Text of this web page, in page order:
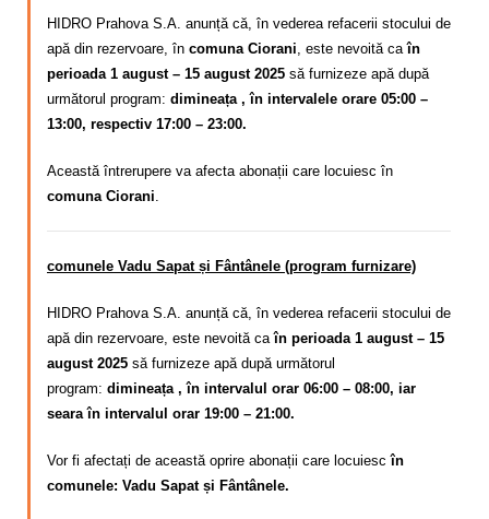
HIDRO Prahova S.A. anunță că, în vederea refacerii stocului de
apă din rezervoare, în comuna Ciorani, este nevoită caîn
perioada 1 august – 15 august 2025 să furnizeze apă după
următorul program: dimineața , în intervalele orare 05:00 –
13:00, respectiv 17:00 – 23:00.
Această întrerupere va afecta abonații care locuiesc în
comuna Ciorani.
comunele Vadu Sapat și Fântânele (program furnizare)
HIDRO Prahova S.A. anunță că, în vederea refacerii stocului de
apă din rezervoare, este nevoită caîn perioada 1 august – 15
august 2025 să furnizeze apă după următorul
program: dimineața , în intervalul orar 06:00 – 08:00, iar
seara în intervalul orar 19:00 – 21:00.
Vor fi afectați de această oprire abonații care locuiescîn
comunele: Vadu Sapat și Fântânele.